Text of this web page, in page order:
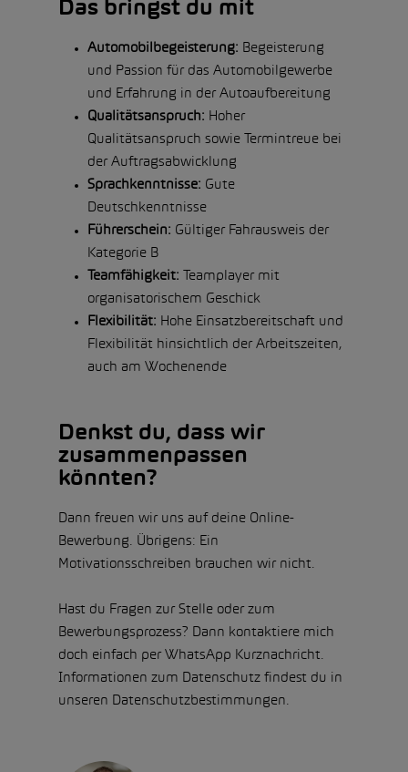
Das bringst du mit
Automobilbegeisterung: Begeisterung
und Passion für das Automobilgewerbe
und Erfahrung in der Autoaufbereitung
Qualitätsanspruch: Hoher
Qualitätsanspruch sowie Termintreue bei
der Auftragsabwicklung
Sprachkenntnisse: Gute
Deutschkenntnisse
Führerschein: Gültiger Fahrausweis der
Kategorie B
Teamfähigkeit: Teamplayer mit
organisatorischem Geschick
Flexibilität: Hohe Einsatzbereitschaft und
Flexibilität hinsichtlich der Arbeitszeiten,
auch am Wochenende
Denkst du, dass wir
zusammenpassen
könnten?
Dann freuen wir uns auf deine Online-
Bewerbung. Übrigens: Ein
Motivationsschreiben brauchen wir nicht.
Hast du Fragen zur Stelle oder zum
Bewerbungsprozess? Dann kontaktiere mich
doch einfach per WhatsApp Kurznachricht.
Informationen zum Datenschutz findest du in
unseren Datenschutzbestimmungen.